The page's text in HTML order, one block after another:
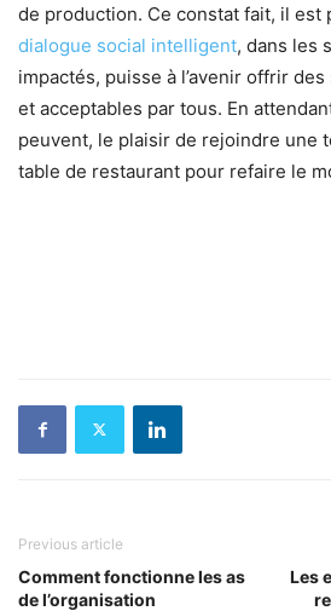
de production. Ce constat fait, il est
dialogue social intelligent, dans les
impactés, puisse à l’avenir offrir
et acceptables par tous. En
peuvent, le plaisir de rejoindre une
table de restaurant pour refaire le
Previous article
Comment fonctionne les as
de l’organisation
Les